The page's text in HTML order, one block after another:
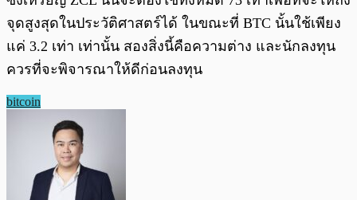
จุดสูงสุดในประวัติศาสตร์ได้ ในขณะที่ BTC นั้นใช้เพียง
แค่ 3.2 เท่า เท่านั้น สองสิ่งนี้คือความต่าง และนักลงทุน
ควรที่จะพิจารณาให้ดีก่อนลงทุน
bitcoin